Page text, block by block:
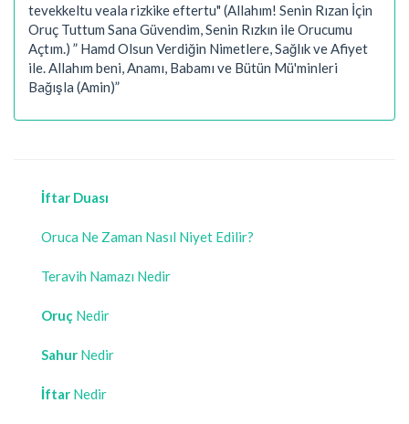
tevekkeltu veala rizkike eftertu" (Allahım! Senin Rızan İçin
Oruç Tuttum Sana Güvendim, Senin Rızkın ile Orucumu
Açtım.) ” Hamd Olsun Verdiğin Nimetlere, Sağlık ve Afiyet
ile. Allahım beni, Anamı, Babamı ve Bütün Mü'minleri
Bağışla (Amin)”
İftar Duası
Oruca Ne Zaman Nasıl Niyet Edilir?
Teravih Namazı Nedir
Oruç Nedir
Sahur Nedir
İftar Nedir